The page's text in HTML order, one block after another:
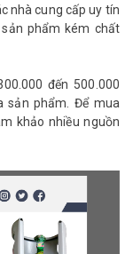
nhà cung cấp uy tín
phẩm kém chất
đến 500.000
sản phẩm. Để mua
khảo nhiều nguồn